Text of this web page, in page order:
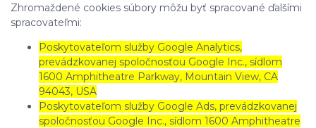
Zhromaždené cookies súbory môžu byť spracované ďalšími
spracovateľmi:
Poskytovateľom služby Google Analytics,
prevádzkovanej spoločnosťou Google Inc., sídlom
1600 Amphitheatre Parkway, Mountain View, CA
94043, USA
Poskytovateľom služby Google Ads, prevádzkovanej
spoločnosťou Google Inc., sídlom 1600 Amphitheatre